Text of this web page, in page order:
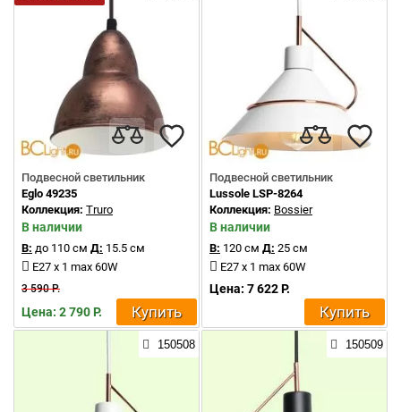
Подвесной светильник
Eglo 49235
Коллекция: Truro
В наличии
В: до 110 см Д: 15.5 см
E27 x 1 max 60W
3 590 Р.
Цена: 2 790 Р. Купить
Подвесной светильник
Lussole LSP-8264
Коллекция: Bossier
В наличии
В: 120 см Д: 25 см
E27 x 1 max 60W
Цена: 7 622 Р.
Купить
150508 150509